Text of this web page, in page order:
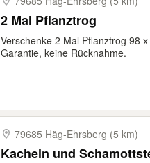
2 Mal Pflanztrog
Verschenke 2 Mal Pflanztrog 98
Garantie, keine Rücknahme.
79685 Häg-​Ehrsberg (5 km)
Kacheln und